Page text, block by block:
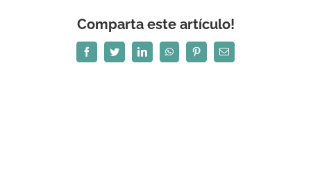
Comparta este artículo!
FacebookTwitterLinkedInWhatsAppPinterestCorreo
electrónico